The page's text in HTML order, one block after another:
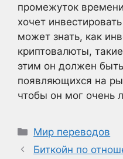
промежуток
хочет
может знать, как
криптовалюты,
этим он должен
появляющихся на
чтобы он мог очень
Рубрики
Мир переводов
Биткойн по